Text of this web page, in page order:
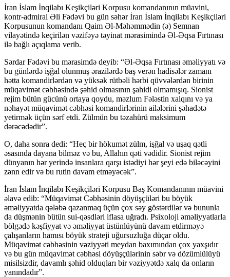
İran İslam İnqilabı Keşikçiləri Korpusu komandanının müavini,
kontr-admiral Əli Fədəvi bu gün səhər İran İslam İnqilabı Keşikçiləri
Korpusunun komandanı Qaim Əl-Məhəmmədin (ə) Semnan
vilayətində keçirilən vəzifəyə təyinat mərasimində Əl-Əqsa Fırtınası
ilə bağlı açıqlama verib.
Sərdar Fədəvi bu mərasimdə deyib: “Əl-Əqsa Fırtınası əməliyyatı və
bu günlərdə işğal olunmuş ərazilərdə baş verən hadisələr zamanı
hətta komandirlərdən və yüksək rütbəli hərbi qüvvələrdən birinin
müqavimət cəbhəsində şəhid olmasının şahidi olmamışıq. Sionist
rejim bütün gücünü ortaya qoydu, məzlum Fələstin xalqını və ya
nəhayət müqavimət cəbhəsi komandirlərinin ailələrini şəhadətə
yetirmək üçün sərf etdi. Zülmün bu təzahürü maksimum
dərəcədədir”.
O, daha sonra dedi: “Heç bir hökumət zülm, işğal və uşaq qətli
əsasında dayana bilməz və bu, Allahın qəti vədidir. Sionist rejim
dünyanın hər yerində insanlara qarşı istədiyi hər şeyi edə biləcəyini
zənn edir və bu rutin davam etməyəcək”.
İran İslam İnqilabı Keşikçiləri Korpusu Baş Komandanının müavini
əlavə edib: “Müqavimət Cəbhəsinin döyüşçüləri bu böyük
əməliyyatda qələbə qazanmaq üçün çox səy göstərdilər və bununla
da düşmənin bütün sui-qəsdləri iflasa uğradı. Psixoloji əməliyyatlarla
bölgədə kəşfiyyat və əməliyyat üstünlüyünü davam etdirməyə
çalışanların hamısı böyük strateji uğursuzluğa düçar oldu.
Müqavimət cəbhəsinin vəziyyəti meydan baxımından çox yaxşıdır
və bu gün müqavimət cəbhəsi döyüşçülərinin səbr və dözümlülüyü
misilsizdir, davamlı şəhid olduqları bir vəziyyətdə xalq da onların
yanındadır”.